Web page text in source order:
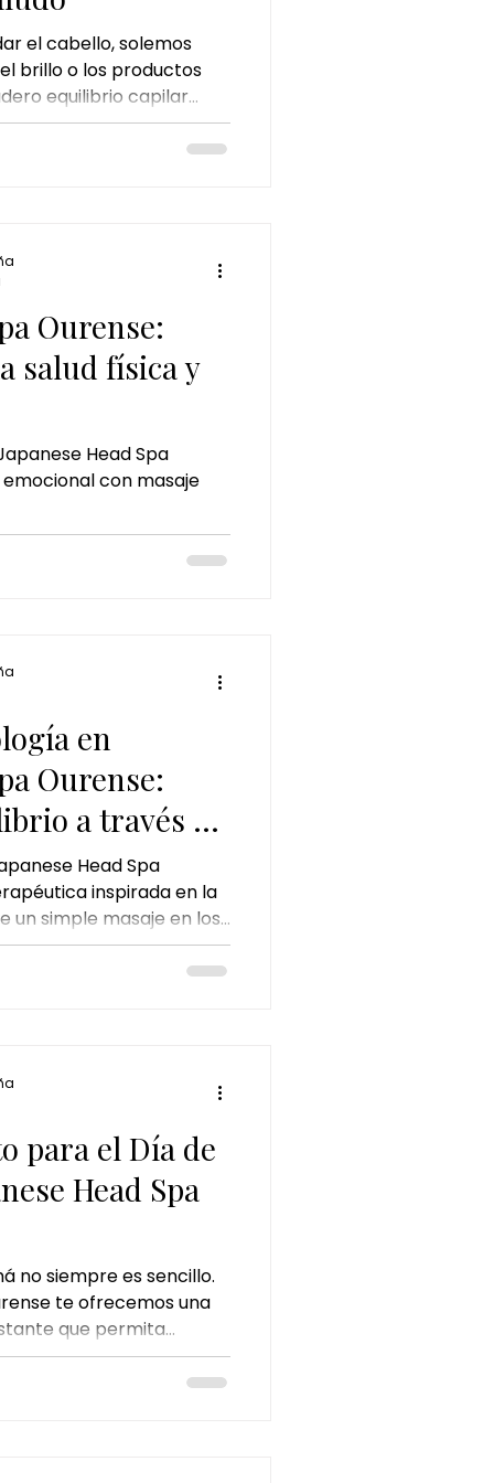
el cabello, solemos
brillo o los productos
equilibrio capilar
cuero cabelludo. El
o el uso frecuente de
el cabello desde la
de calm
Ourense:
salud física y
Head Spa
con masaje
en
Ourense:
a través de
Head Spa
inspirada en la
un simple masaje en los
en un ritual de
al cuerpo a liberar
para el Día de
Head Spa
no siempre es sencillo.
te ofrecemos una
que permita
y valorada